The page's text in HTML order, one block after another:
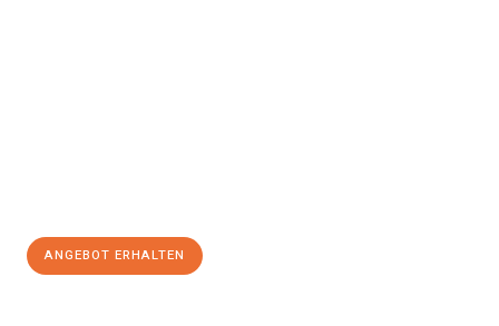
ANGEBOT ERHALTEN